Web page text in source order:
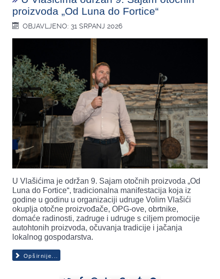
proizvoda „Od Luna do Fortice“
OBJAVLJENO: 31 SRPANJ 2026
U Vlašićima je održan 9. Sajam otočnih proizvoda „Od
Luna do Fortice“, tradicionalna manifestacija koja iz
godine u godinu u organizaciji udruge Volim Vlašići
okuplja otočne proizvođače, OPG-ove, obrtnike,
domaće radinosti, zadruge i udruge s ciljem promocije
autohtonih proizvoda, očuvanja tradicije i jačanja
lokalnog gospodarstva.
Opširnije...